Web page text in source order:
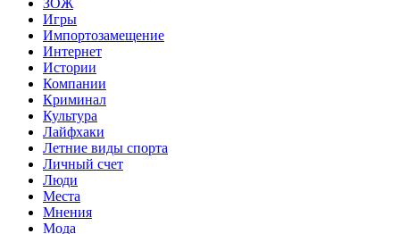
Игры
Импортозамещение
Интернет
Истории
Компании
Криминал
Культура
Лайфхаки
Летние виды спорта
Личный счет
Люди
Места
Мнения
Мода